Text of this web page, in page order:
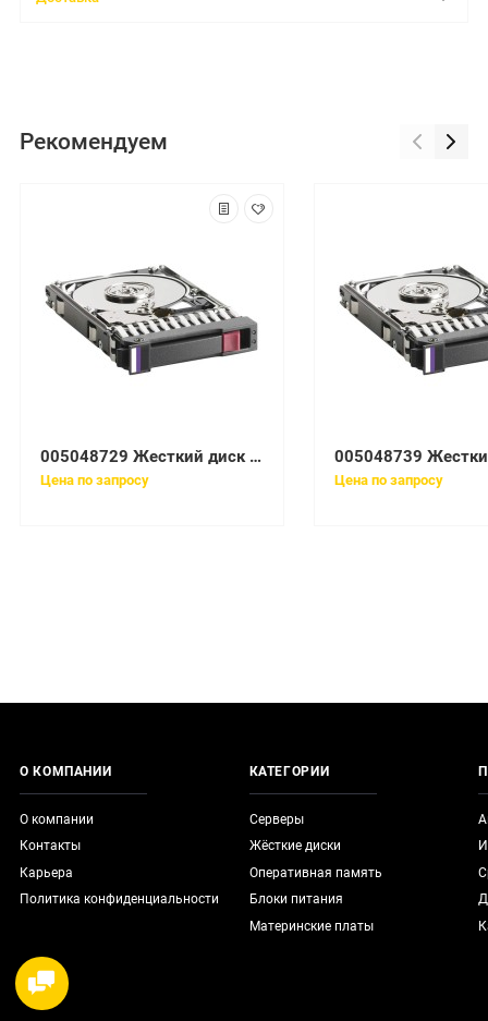
Рекомендуем
005048729 Жесткий диск EMC 73GB 15K 3.5'' Fibre Channel
Цена по запросу Цена по запросу
О КОМПАНИИ
О компании
Контакты
Карьера
Политика конфиденциальности
КАТЕГОРИИ
Серверы
Жёсткие диски
Оперативная память
Блоки питания
Материнские платы